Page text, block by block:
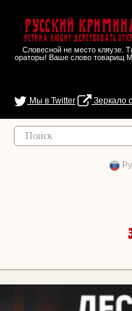
Русский
Истина любит действовать
Словесной не место кляузе.
ораторы! Ваше слово товарищ
Мы в Twitter Зеркало